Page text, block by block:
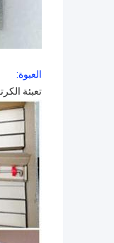
العبوة:
تعبئة